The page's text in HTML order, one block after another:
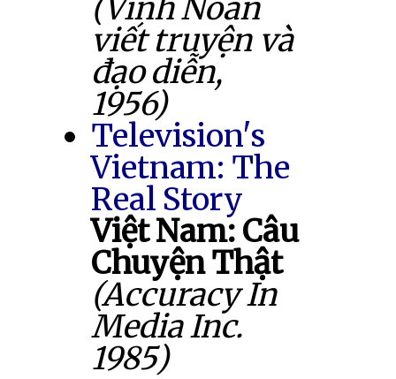
(Vĩnh Noãn
viết truyện và
đạo diễn,
1956)
Television's
Vietnam: The
Real Story
Việt Nam: Câu
Chuyện Thật
(Accuracy In
Media Inc.
1985)